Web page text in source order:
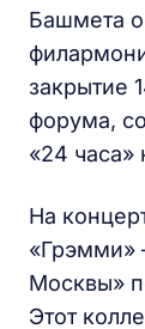
Башмета
закрытие
форума,
«24 часа»
На
«Грэмми»
Москвы»
Этот